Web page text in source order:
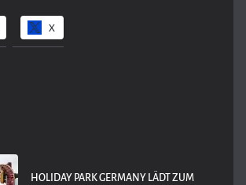
X
HOLIDAY PARK GERMANY LÄDT ZUM